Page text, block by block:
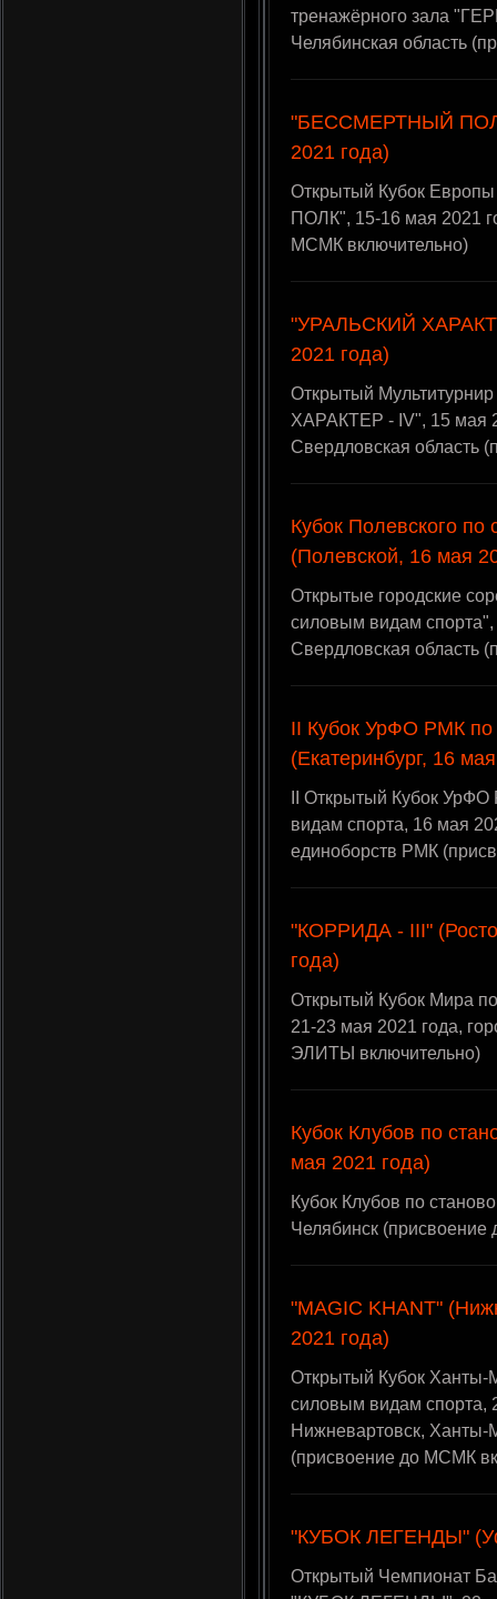
тренажёрного зала
Челябинская область
"БЕССМЕРТНЫЙ
2021 года)
Открытый Кубок
ПОЛК", 15-16 мая 2021
МСМК включительно)
"УРАЛЬСКИЙ
2021 года)
Открытый
ХАРАКТЕР - IV", 15 мая
Свердловская область
Кубок Полевского
(Полевской, 16 мая
Открытые городские
силовым видам спорта",
Свердловская область
II Кубок УрФО РМК
(Екатеринбург, 16
II Открытый Кубок
видам спорта, 16 мая
единоборств РМК
"КОРРИДА - III"
года)
Открытый Кубок Мира
21-23 мая 2021 года,
ЭЛИТЫ включительно)
Кубок Клубов по
мая 2021 года)
Кубок Клубов по
Челябинск
"MAGIC KHANT"
2021 года)
Открытый Кубок Ханты-
силовым видам спорта,
Нижневартовск, Ханты-
(присвоение до МСМК
"КУБОК ЛЕГЕНДЫ"
Открытый Чемпионат